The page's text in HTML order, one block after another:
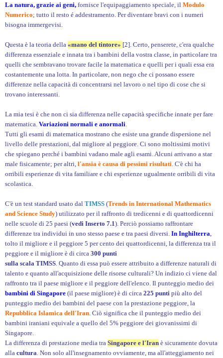
La natura, grazie ai geni, fornisce l'equipaggiamento speciale, il Modulo
Numerico; tutto il resto é addestramento. Per diventare bravi con i numeri
bisogna immergevisi.
Questa è la teoria della «mano del tintore» [2]. Certo, penserete, c'era qualche
differenza essenziale e innata tra i bambini della vostra classe, in particolare tra
quelli che sembravano trovare facile la matematica e quelli per i quali essa era
costantemente una lotta. In particolare, non nego che ci possano essere
differenze nella capacità di concentrarsi nel lavoro o nel tipo di cose che si
trovano interessanti.
La mia tesi è che non ci sia differenza nelle capacità specifiche innate per fare
matematica. Variazioni normali e anormali
Tutti gli esami di matematica mostrano che esiste una grande dispersione nel
livello delle prestazioni, dal migliore al peggiore. Ci sono moltissimi motivi
che spiegano perché i bambini vadano male agli esami. Alcuni arrivano a star
male fisicamente; per altri, l'ansia è causa di pessimi risultati . C'è chi ha
orribili esperienze di vita familiare e chi esperienze ugualmente orribili di vita
scolastica.
C'è un test standard usato dal TIMSS (Trends in International Mathematics
and Science Study) utilizzato per il raffronto di tredicenni e di quattordicenni
nelle scuole di 25 paesi (vedi Inserto 7.1). Perciò possiamo raffrontare
differenze tra individui in uno stesso paese e tra paesi diversi. In Inghilterra
tolto il migliore e il peggiore 5 per cento dei quattordicenni, la differenza tra il
peggiore e il migliore è di circa 300 punti
sulla scala TIMSS . Quanto di essa può essere attribuito a differenze naturali di
talento e quanto all'acquisizione delle risorse culturali? Un indizio ci viene dal
raffronto tra il paese migliore e il peggiore dell'elenco. Il punteggio medio dei
bambini di Singapore (il paese migliore) è di circa 225 punti più alto del
punteggio medio dei bambini del paese con la prestazione peggiore, la
Repubblica Islamica dell'Iran . Ciò significa che il punteggio medio dei
bambini iraniani equivale a quello del 5% peggiore dei giovanissimi di
Singapore.
La differenza di prestazione media tra Singapore e l'Iran è sicuramente dovuta
alla cultura . Non solo all'insegnamento ovviamente, ma all'atteggiamento nei